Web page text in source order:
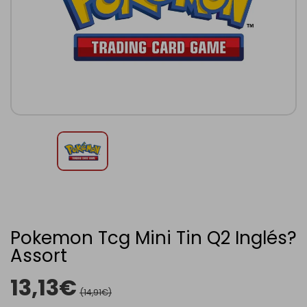
Pokemon Tcg Mini Tin Q2 Inglés?
Assort
13,13€ (14,91€)